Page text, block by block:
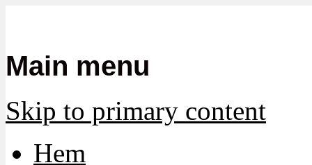
Main menu
Skip to primary content
Hem